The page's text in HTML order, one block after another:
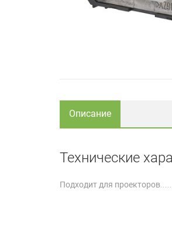
Описание
Технические
Подходит для проекторов